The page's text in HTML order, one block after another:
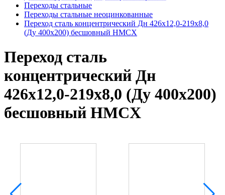
Переходы стальные
Переходы стальные неоцинкованные
Переход сталь концентрический Дн 426х12,0-219х8,0
(Ду 400х200) бесшовный HMCX
Переход сталь
концентрический Дн
426х12,0-219х8,0 (Ду 400х200)
бесшовный HMCX